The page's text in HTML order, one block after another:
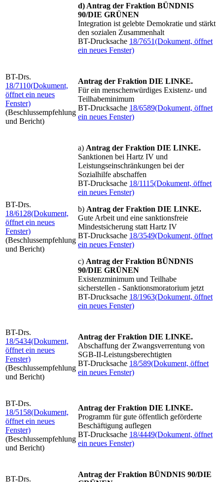
d) Antrag der Fraktion BÜNDNIS
90/DIE GRÜNEN
Integration ist gelebte Demokratie und stärkt
den sozialen Zusammenhalt
BT-Drucksache 18/7651(Dokument, öffnet
ein neues Fenster)
BT-Drs.
18/7110(Dokument,
öffnet ein neues
Fenster)
(Beschlussempfehlung
und Bericht)
Antrag der Fraktion DIE LINKE.
Für ein menschenwürdiges Existenz- und
Teilhabeminimum
BT-Drucksache 18/6589(Dokument, öffnet
ein neues Fenster)
BT-Drs.
18/6128(Dokument,
öffnet ein neues
Fenster)
(Beschlussempfehlung
und Bericht)
a) Antrag der Fraktion DIE LINKE.
Sanktionen bei Hartz IV und
Leistungseinschränkungen bei der
Sozialhilfe abschaffen
BT-Drucksache 18/1115(Dokument, öffnet
ein neues Fenster)
b) Antrag der Fraktion DIE LINKE.
Gute Arbeit und eine sanktionsfreie
Mindestsicherung statt Hartz IV
BT-Drucksache 18/3549(Dokument, öffnet
ein neues Fenster)
c) Antrag der Fraktion BÜNDNIS
90/DIE GRÜNEN
Existenzminimum und Teilhabe
sicherstellen - Sanktionsmoratorium jetzt
BT-Drucksache 18/1963(Dokument, öffnet
ein neues Fenster)
BT-Drs.
18/5434(Dokument,
öffnet ein neues
Fenster)
(Beschlussempfehlung
und Bericht)
Antrag der Fraktion DIE LINKE.
Abschaffung der Zwangsverrentung von
SGB-II-Leistungsberechtigten
BT-Drucksache 18/589(Dokument, öffnet
ein neues Fenster)
BT-Drs.
18/5158(Dokument,
öffnet ein neues
Fenster)
(Beschlussempfehlung
und Bericht)
Antrag der Fraktion DIE LINKE.
Programm für gute öffentlich geförderte
Beschäftigung auflegen
BT-Drucksache 18/4449(Dokument, öffnet
ein neues Fenster)
BT-Drs.
Antrag der Fraktion BÜNDNIS 90/DIE